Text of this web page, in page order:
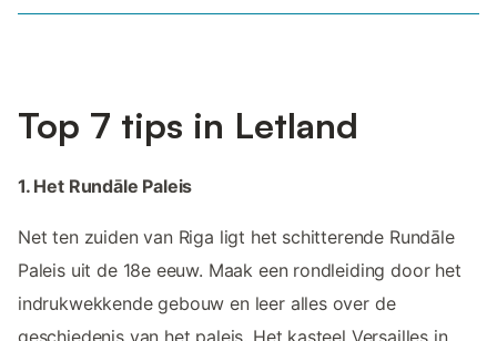
Top 7 tips in Letland
1. Het Rundāle Paleis
Net ten zuiden van Riga ligt het schitterende Rundāle
Paleis uit de 18e eeuw. Maak een rondleiding door het
indrukwekkende gebouw en leer alles over de
geschiedenis van het paleis. Het kasteel Versailles in